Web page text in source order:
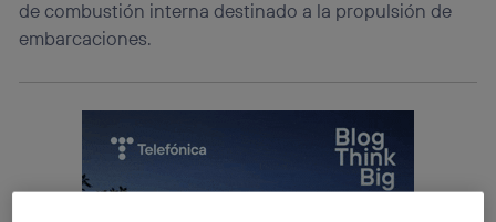
de combustión interna destinado a la propulsión de
embarcaciones.